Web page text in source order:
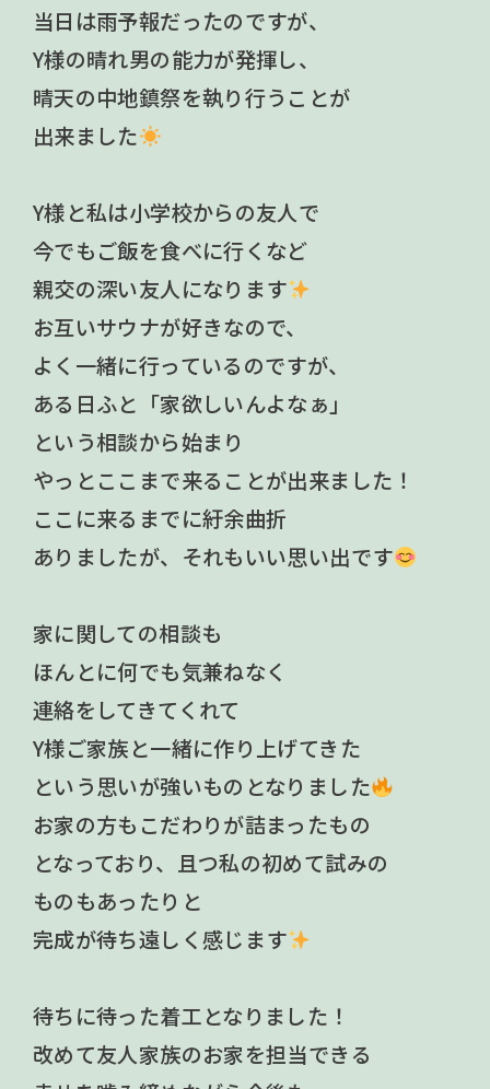
当日は雨予報だったのですが、
Y様の晴れ男の能力が発揮し、
晴天の中地鎮祭を執り行うことが
出来ました
Y様と私は小学校からの友人で
今でもご飯を食べに行くなど
親交の深い友人になります
お互いサウナが好きなので、
よく一緒に行っているのですが、
ある日ふと「家欲しいんよなぁ」
という相談から始まり
やっとここまで来ることが出来ました！
ここに来るまでに紆余曲折
ありましたが、それもいい思い出です
家に関しての相談も
ほんとに何でも気兼ねなく
連絡をしてきてくれて
Y様ご家族と一緒に作り上げてきた
という思いが強いものとなりました
お家の方もこだわりが詰まったもの
となっており、且つ私の初めて試みの
ものもあったりと
完成が待ち遠しく感じます
待ちに待った着工となりました！
改めて友人家族のお家を担当できる